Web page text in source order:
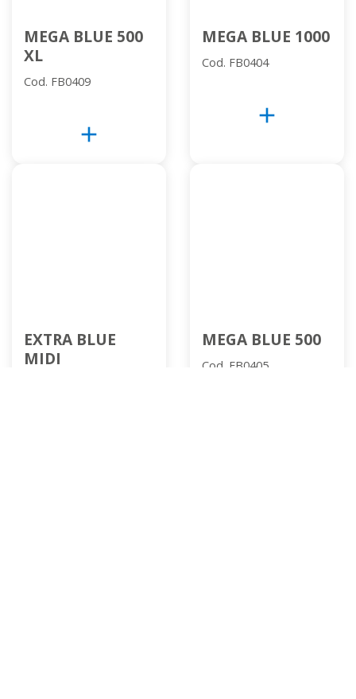
MEGA BLUE 500
XL
Cod. FB0409
add
MEGA BLUE 1000
Cod. FB0404
add
EXTRA BLUE
MIDI
MEGA BLUE 500
Cod. FB0405